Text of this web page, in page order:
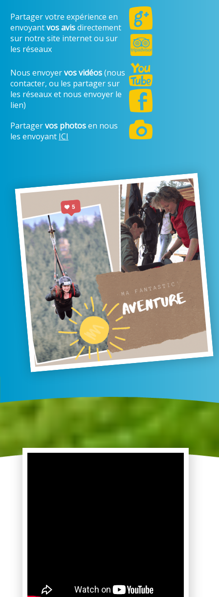
Partager votre expérience en
envoyantvos avisdirectement
sur notre site internet ou sur
les réseaux
Nous envoyervos vidéos(nous
contacter, ou les partager sur
les réseaux et nous envoyer le
lien)
Partagervos photosen nous
les envoyant ICI